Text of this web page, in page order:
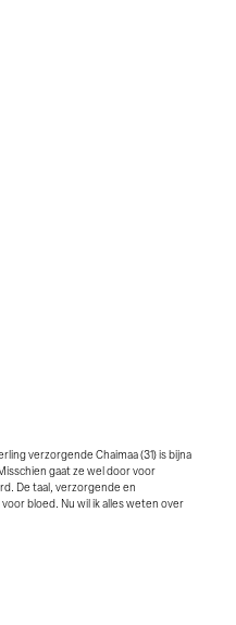
verzorgende Chaimaa (31) is bijna
gaat ze wel door voor
De taal, verzorgende en
bloed. Nu wil ik alles weten over